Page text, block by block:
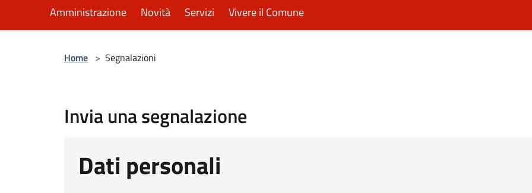
Amministrazione Novità Servizi Vivere il Comune
Home > Segnalazioni
Invia una segnalazione
Dati personali